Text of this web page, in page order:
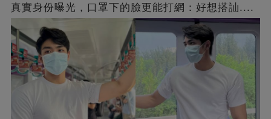
真實身份曝光，口罩下的臉更能打網：好想搭訕....